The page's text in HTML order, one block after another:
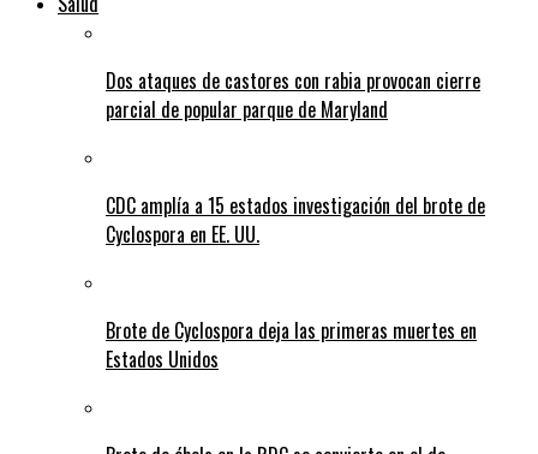
Dos ataques de castores con rabia provocan cierre
parcial de popular parque de Maryland
CDC amplía a 15 estados investigación del brote de
Cyclospora en EE. UU.
Brote de Cyclospora deja las primeras muertes en
Estados Unidos